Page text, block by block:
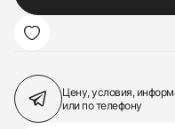
Цену, условия,
или по телефону